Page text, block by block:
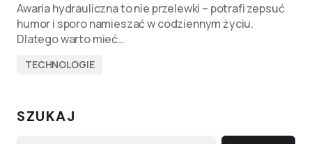
Awaria hydrauliczna to nie przelewki – potrafi zepsuć
humor i sporo namieszać w codziennym życiu.
Dlatego warto mieć…
TECHNOLOGIE
SZUKAJ